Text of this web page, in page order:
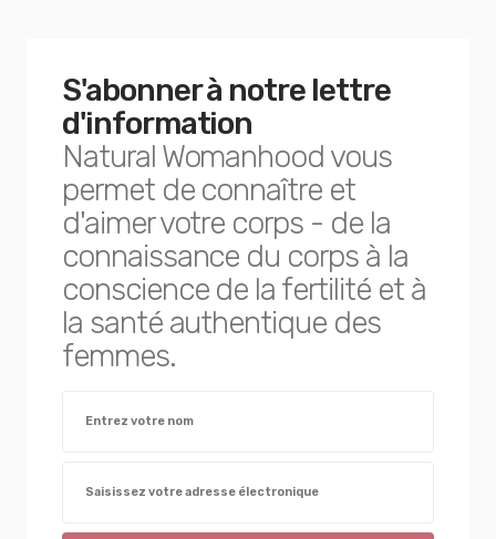
S'abonner à notre lettre
d'information
Natural Womanhood vous
permet de connaître et
d'aimer votre corps - de la
connaissance du corps à la
conscience de la fertilité et à
la santé authentique des
femmes.